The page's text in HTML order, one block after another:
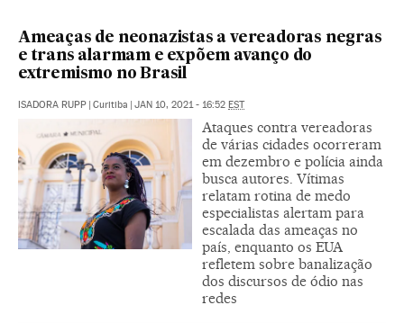
Ameaças de neonazistas a vereadoras negras
e trans alarmam e expõem avanço do
extremismo no Brasil
ISADORA RUPP | Curitiba | JAN 10, 2021 - 16:52 EST
Ataques contra vereadoras
de várias cidades ocorreram
em dezembro e polícia ainda
busca autores. Vítimas
relatam rotina de medo
especialistas alertam para
escalada das ameaças no
país, enquanto os EUA
refletem sobre banalização
dos discursos de ódio nas
redes